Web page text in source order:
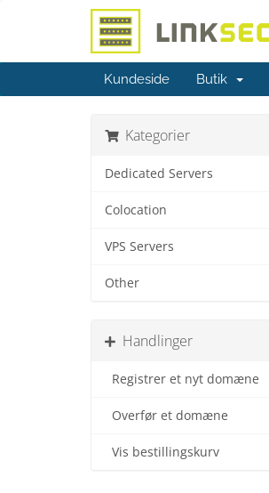
Kundeside Butik
Kategorier
Dedicated Servers
Colocation
VPS Servers
Other
Handlinger
Registrer et nyt domæne
Overfør et domæne
Vis bestillingskurv